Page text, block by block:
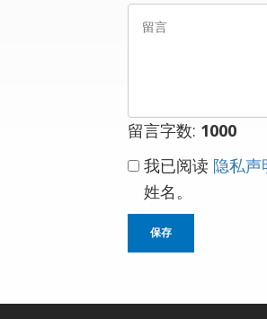
留言字数: 1000
我已阅读 隐私声
姓名。
保存